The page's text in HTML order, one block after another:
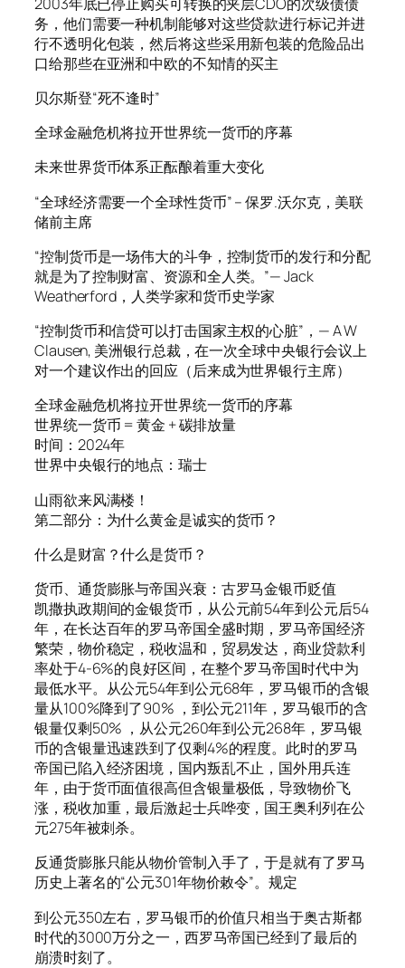
务，他们需要一种机制能够对这些贷款进行标记并进
行不透明化包装，然后将这些采用新包装的危险品出
口给那些在亚洲和中欧的不知情的买主
贝尔斯登“死不逢时”
全球金融危机将拉开世界统一货币的序幕
未来世界货币体系正酝酿着重大变化
“全球经济需要一个全球性货币” – 保罗.沃尔克，美联
储前主席
“控制货币是一场伟大的斗争，控制货币的发行和分配
就是为了控制财富、资源和全人类。”— Jack
Weatherford，人类学家和货币史学家
“控制货币和信贷可以打击国家主权的心脏”，— A W
Clausen, 美洲银行总裁，在一次全球中央银行会议上
对一个建议作出的回应（后来成为世界银行主席）
全球金融危机将拉开世界统一货币的序幕
世界统一货币 = 黄金 + 碳排放量
时间：2024年
世界中央银行的地点：瑞士
山雨欲来风满楼！
第二部分：为什么黄金是诚实的货币？
什么是财富？什么是货币？
货币、通货膨胀与帝国兴衰：古罗马金银币贬值
凯撒执政期间的金银货币，从公元前54年到公元后54
年，在长达百年的罗马帝国全盛时期，罗马帝国经济
繁荣，物价稳定，税收温和，贸易发达，商业贷款利
率处于4-6%的良好区间，在整个罗马帝国时代中为
最低水平。从公元54年到公元68年，罗马银币的含银
量从100%降到了90% ，到公元211年，罗马银币的含
银量仅剩50% ，从公元260年到公元268年，罗马银
币的含银量迅速跌到了仅剩4%的程度。此时的罗马
帝国已陷入经济困境，国内叛乱不止，国外用兵连
年，由于货币面值很高但含银量极低，导致物价飞
涨，税收加重，最后激起士兵哗变，国王奥利列在公
元275年被刺杀。
反通货膨胀只能从物价管制入手了，于是就有了罗马
历史上著名的“公元301年物价敕令”。规定
到公元350左右，罗马银币的价值只相当于奥古斯都
时代的3000万分之一，西罗马帝国已经到了最后的
崩溃时刻了。